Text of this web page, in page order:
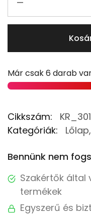
Már csak 6 darab
Cikkszám:
Kategóriák:
Lőlap,
Bennünk nem
Szakértők
termékek
Egyszerű és